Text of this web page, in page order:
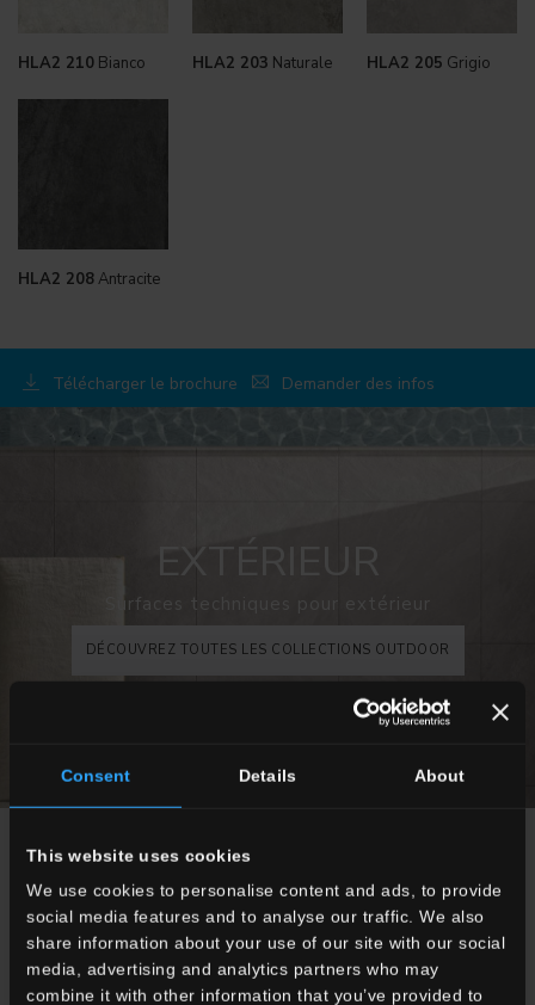
Consent Details About
This website uses cookies
We use cookies to personalise content and ads, to provide
social media features and to analyse our traffic. We also
share information about your use of our site with our social
media, advertising and analytics partners who may
combine it with other information that you’ve provided to
HLA2 210 Bianco HLA2 203 Naturale HLA2 205 Grigio
HLA2 208Antracite
Télécharger le brochure Demander des infos
EXTÉRIEUR
Surfaces techniques pour extérieur
DÉCOUVREZ TOUTES LES COLLECTIONS OUTDOOR
CHOISISSEZ UNE COLLECTION POUR
Application
Indoor
Extérieur